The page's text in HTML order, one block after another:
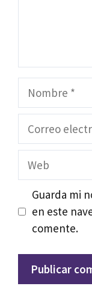
Nombre
Correo
Web
Guarda mi
en este
comente.